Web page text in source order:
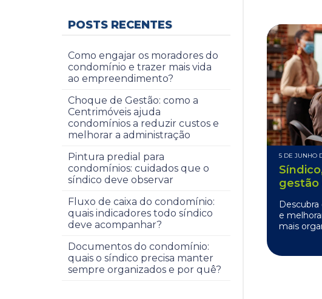
5 DE JUNHO
gestão
e
mais
POSTS RECENTES
Como engajar os moradores do
condomínio e trazer mais vida
ao empreendimento?
Choque de Gestão: como a
Centrimóveis ajuda
condomínios a reduzir custos e
melhorar a administração
Pintura predial para
condomínios: cuidados que o
síndico deve observar
Fluxo de caixa do condomínio:
quais indicadores todo síndico
deve acompanhar?
Documentos do condomínio:
quais o síndico precisa manter
sempre organizados e por quê?